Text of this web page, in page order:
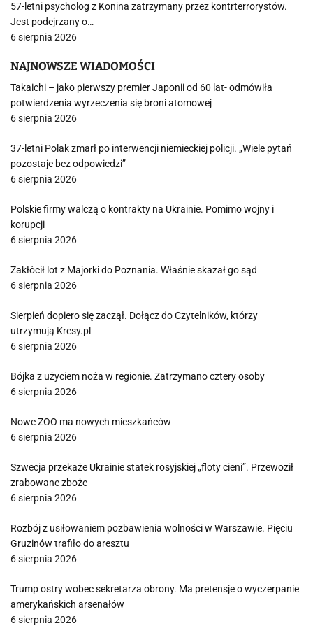
57-letni psycholog z Konina zatrzymany przez kontrterrorystów.
Jest podejrzany o…
6 sierpnia 2026
NAJNOWSZE WIADOMOŚCI
Takaichi – jako pierwszy premier Japonii od 60 lat- odmówiła
potwierdzenia wyrzeczenia się broni atomowej
6 sierpnia 2026
37-letni Polak zmarł po interwencji niemieckiej policji. „Wiele pytań
pozostaje bez odpowiedzi”
6 sierpnia 2026
Polskie firmy walczą o kontrakty na Ukrainie. Pomimo wojny i
korupcji
6 sierpnia 2026
Zakłócił lot z Majorki do Poznania. Właśnie skazał go sąd
6 sierpnia 2026
Sierpień dopiero się zaczął. Dołącz do Czytelników, którzy
utrzymują Kresy.pl
6 sierpnia 2026
Bójka z użyciem noża w regionie. Zatrzymano cztery osoby
6 sierpnia 2026
Nowe ZOO ma nowych mieszkańców
6 sierpnia 2026
Szwecja przekaże Ukrainie statek rosyjskiej „floty cieni”. Przewoził
zrabowane zboże
6 sierpnia 2026
Rozbój z usiłowaniem pozbawienia wolności w Warszawie. Pięciu
Gruzinów trafiło do aresztu
6 sierpnia 2026
Trump ostry wobec sekretarza obrony. Ma pretensje o wyczerpanie
amerykańskich arsenałów
6 sierpnia 2026